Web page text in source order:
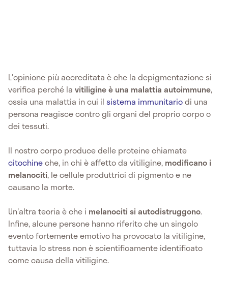
L'opinione più accreditata è che la depigmentazione si
verifica perché la vitiligine è una malattia autoimmune,
ossia una malattia in cui il sistema immunitariodi una
persona reagisce contro gli organi del proprio corpo o
dei tessuti.
Il nostro corpo produce delle proteine chiamate
citochineche, in chi è affetto da vitiligine, modificano i
melanociti, le cellule produttrici di pigmento e ne
causano la morte.
Un'altra teoria è che i melanociti si autodistruggono.
Infine, alcune persone hanno riferito che un singolo
evento fortemente emotivo ha provocato la vitiligine,
tuttavia lo stress non è scientificamente identificato
come causa della vitiligine.